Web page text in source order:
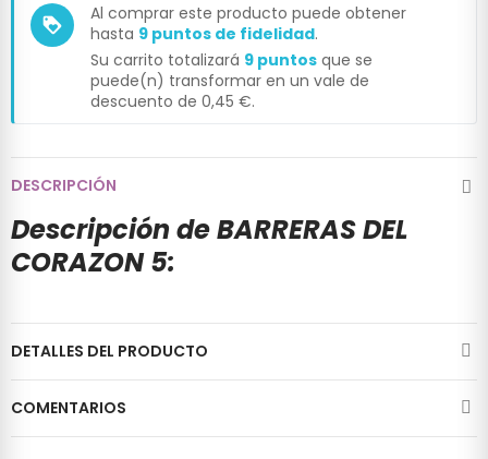
loyalty
Al comprar este producto puede obtener
hasta 9 puntos de fidelidad.
Su carrito totalizará 9 puntos que se
puede(n) transformar en un vale de
descuento de 0,45 €.
DESCRIPCIÓN
Descripción de BARRERAS DEL
CORAZON 5:
DETALLES DEL PRODUCTO
COMENTARIOS